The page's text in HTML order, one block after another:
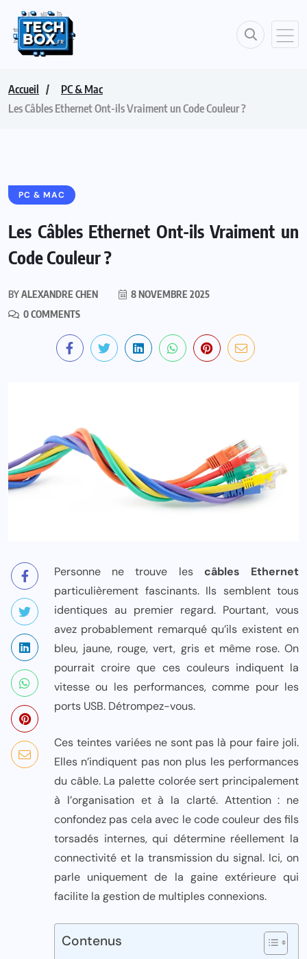
Accueil
PC & Mac
Les Câbles Ethernet Ont-ils Vraiment un Code Couleur ?
PC & MAC
Les Câbles Ethernet Ont-ils Vraiment un
Code Couleur ?
BYALEXANDRE CHEN
8 NOVEMBRE 2025
0 COMMENTS
Personne ne trouve les câbles Ethernet
particulièrement fascinants. Ils semblent tous
identiques au premier regard. Pourtant, vous
avez probablement remarqué qu’ils existent en
bleu, jaune, rouge, vert, gris et même rose. On
pourrait croire que ces couleurs indiquent la
vitesse ou les performances, comme pour les
ports USB. Détrompez-vous.
Ces teintes variées ne sont pas là pour faire joli.
Elles n’indiquent pas non plus les performances
du câble. La palette colorée sert principalement
à l’organisation et à la clarté. Attention : ne
confondez pas cela avec le code couleur des fils
torsadés internes, qui détermine réellement la
connectivité et la transmission du signal. Ici, on
parle uniquement de la gaine extérieure qui
facilite la gestion de multiples connexions.
Contenus